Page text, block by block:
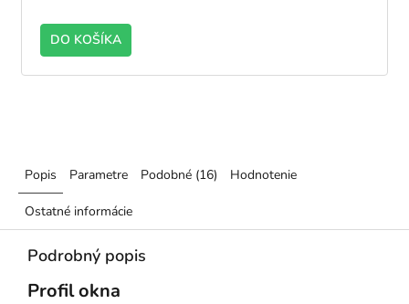
DO KOŠÍKA
Popis Parametre Podobné (16) Hodnotenie
Ostatné informácie
Podrobný popis
Profil okna